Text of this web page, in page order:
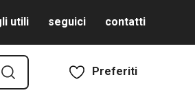
utili seguici contatti
Preferiti